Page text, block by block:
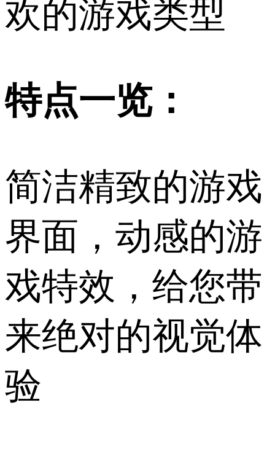
欢的游戏类型
特点一览：
简洁精致的游戏
界面，动感的游
戏特效，给您带
来绝对的视觉体
验